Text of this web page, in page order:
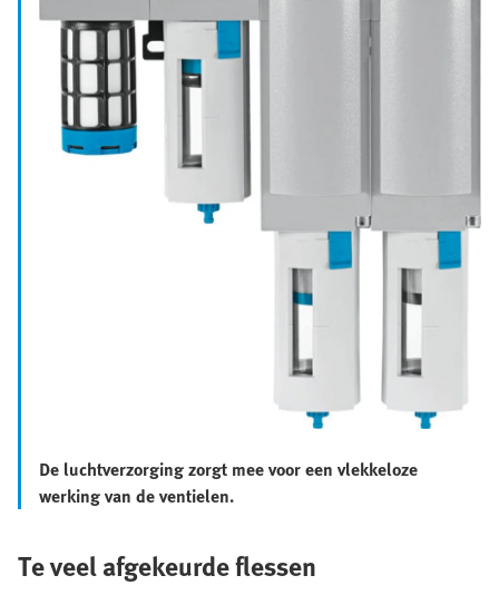
De luchtverzorging zorgt mee voor een vlekkeloze
werking van de ventielen.
Te veel afgekeurde flessen